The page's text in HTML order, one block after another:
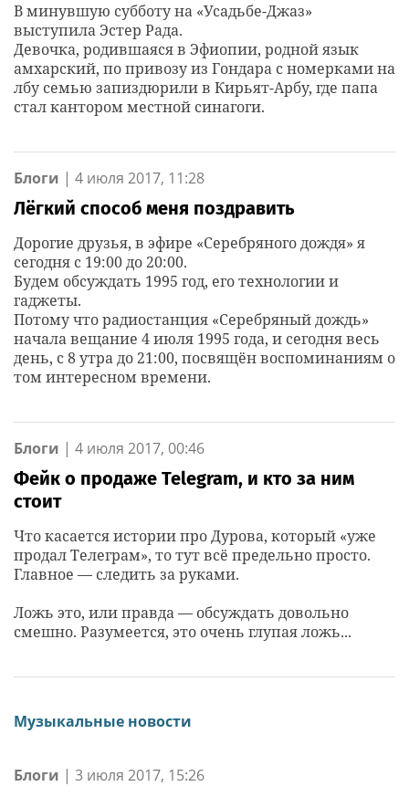
В минувшую субботу на «Усадьбе-Джаз»
выступила Эстер Рада.
Девочка, родившаяся в Эфиопии, родной язык
амхарский, по привозу из Гондара с номерками на
лбу семью запиздюрили в Кирьят-Арбу, где папа
стал кантором местной синагоги.
Блоги | 4 июля 2017, 11:28
Лёгкий способ меня поздравить
Дорогие друзья, в эфире «Серебряного дождя» я
сегодня с 19:00 до 20:00.
Будем обсуждать 1995 год, его технологии и
гаджеты.
Потому что радиостанция «Серебряный дождь»
начала вещание 4 июля 1995 года, и сегодня весь
день, с 8 утра до 21:00, посвящён воспоминаниям о
том интересном времени.
Блоги | 4 июля 2017, 00:46
Фейк о продаже Telegram, и кто за ним
стоит
Что касается истории про Дурова, который «уже
продал Телеграм», то тут всё предельно просто.
Главное — следить за руками.
Ложь это, или правда — обсуждать довольно
смешно. Разумеется, это очень глупая ложь...
Блоги | 3 июля 2017, 15:26
Музыкальные новости